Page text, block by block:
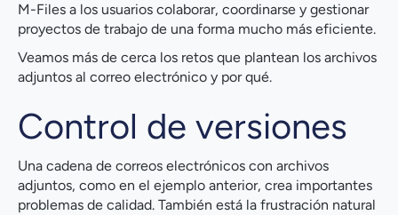
M-Files a los usuarios colaborar, coordinarse y gestionar
proyectos de trabajo de una forma mucho más eficiente.
Veamos más de cerca los retos que plantean los archivos
adjuntos al correo electrónico y por qué.
Control de versiones
Una cadena de correos electrónicos con archivos
adjuntos, como en el ejemplo anterior, crea importantes
problemas de calidad. También está la frustración natural